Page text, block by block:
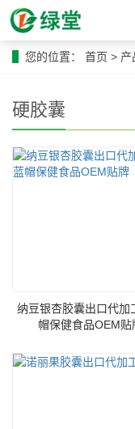
您的位置： 首页 > 产
硬胶囊
纳豆银杏胶囊出口代加
帽保健食品OEM贴